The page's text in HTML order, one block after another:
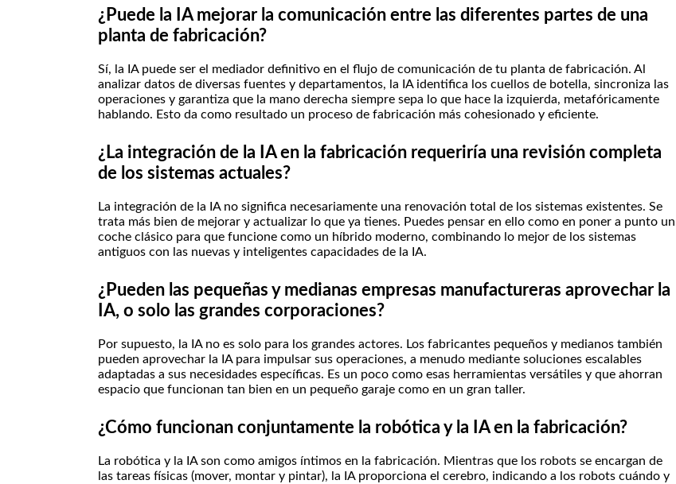
¿Puede la IA mejorar la comunicación entre las diferentes partes de una
planta de fabricación?
Sí, la IA puede ser el mediador definitivo en el flujo de comunicación de tu planta de fabricación. Al
analizar datos de diversas fuentes y departamentos, la IA identifica los cuellos de botella, sincroniza las
operaciones y garantiza que la mano derecha siempre sepa lo que hace la izquierda, metafóricamente
hablando. Esto da como resultado un proceso de fabricación más cohesionado y eficiente.
¿La integración de la IA en la fabricación requeriría una revisión completa
de los sistemas actuales?
La integración de la IA no significa necesariamente una renovación total de los sistemas existentes. Se
trata más bien de mejorar y actualizar lo que ya tienes. Puedes pensar en ello como en poner a punto un
coche clásico para que funcione como un híbrido moderno, combinando lo mejor de los sistemas
antiguos con las nuevas y inteligentes capacidades de la IA.
¿Pueden las pequeñas y medianas empresas manufactureras aprovechar la
IA, o solo las grandes corporaciones?
Por supuesto, la IA no es solo para los grandes actores. Los fabricantes pequeños y medianos también
pueden aprovechar la IA para impulsar sus operaciones, a menudo mediante soluciones escalables
adaptadas a sus necesidades específicas. Es un poco como esas herramientas versátiles y que ahorran
espacio que funcionan tan bien en un pequeño garaje como en un gran taller.
¿Cómo funcionan conjuntamente la robótica y la IA en la fabricación?
La robótica y la IA son como amigos íntimos en la fabricación. Mientras que los robots se encargan de
las tareas físicas (mover, montar y pintar), la IA proporciona el cerebro, indicando a los robots cuándo y